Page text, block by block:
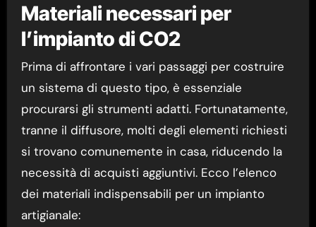
Materiali necessari per
l’impianto di CO2
Prima di affrontare i vari passaggi per costruire
un sistema di questo tipo, è essenziale
procurarsi gli strumenti adatti. Fortunatamente,
tranne il diffusore, molti degli elementi richiesti
si trovano comunemente in casa, riducendo la
necessità di acquisti aggiuntivi. Ecco l’elenco
dei materiali indispensabili per un impianto
artigianale: